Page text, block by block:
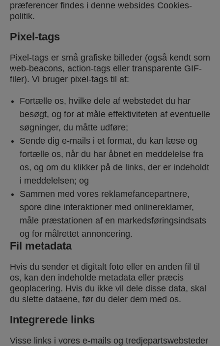
præferencer findes i denne websides Cookies-
politik.
Pixel-tags
Pixel-tags er små grafiske billeder (også kendt som
web-beacons, action-tags eller transparente GIF-
filer). Vi bruger pixel-tags til at:
Fortælle os, hvilke dele af webstedet du har
besøgt, og for at måle effektiviteten af eventuelle
søgninger, du måtte udføre;
Sende dig e-mails i et format, du kan læse og
fortælle os, når du har åbnet en meddelelse fra
os, og om du klikker på de links, der er indeholdt
i meddelelsen; og
Sammen med vores reklamefancepartnere,
spore dine interaktioner med onlinereklamer,
måle præstationen af en markedsføringsindsats
og for målrettet annoncering.
Fil metadata
Hvis du sender et digitalt foto eller en anden fil til
os, kan den indeholde metadata eller præcis
geoplacering. Hvis du ikke vil dele disse data, skal
du slette dataene, før du deler dem med os.
Integrerede links
Visse links i vores e-mails og tredjepartswebsteder